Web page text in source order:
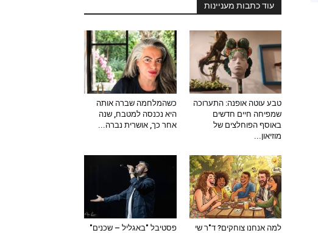
עוד כתבות מעניינות
טבע עוטה אופנה: התערוכה
שמפיחה חיים חדשים
באוסף הפוחלצים של
מוזיאון...
כשהמלחמה שברה אותה
היא נכנסה למטבח, שנה
אחר כך, אושרית נברה...
למה אנחנו צוחקים? ד"ר שי
פסטיבל "באגליל – שכנים"